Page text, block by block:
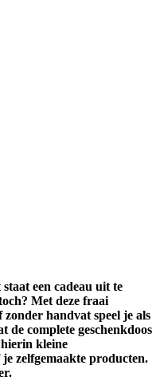
een cadeau uit te
Met deze fraai
zonder handvat speel je als
complete geschenkdoos
kleine
zelfgemaakte producten.